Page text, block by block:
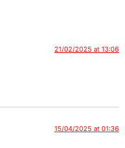
21/02/2025 at 13:06
15/04/2025 at 01:36